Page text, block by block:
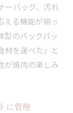
ーバッグ、汚れ
える機能が揃っ
型のバックパッ
材を運べた」と
が焼肉の楽しみ
に管理